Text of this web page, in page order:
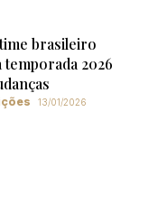
time brasileiro
temporada 2026
13/01/2026